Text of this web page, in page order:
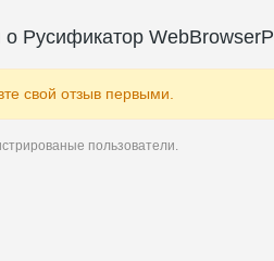
Русификатор
свой отзыв первыми.
пользователи.